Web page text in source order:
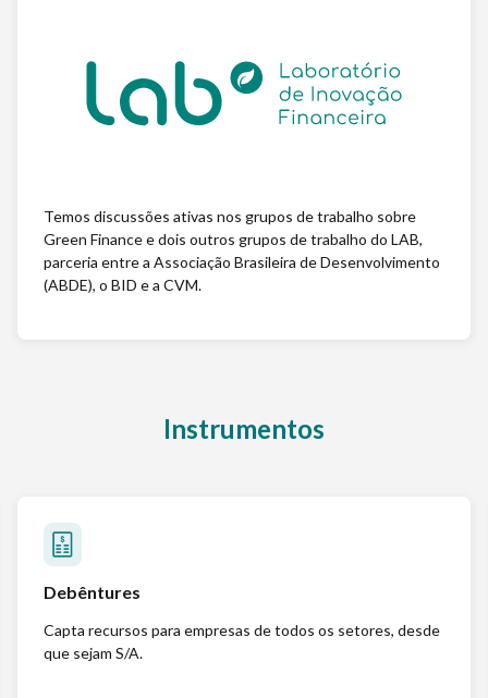
Temos discussões ativas nos grupos de trabalho sobre
Green Finance e dois outros grupos de trabalho do LAB,
parceria entre a Associação Brasileira de Desenvolvimento
(ABDE), o BID e a CVM.
Instrumentos
Debêntures
Capta recursos para empresas de todos os setores, desde
que sejam S/A.